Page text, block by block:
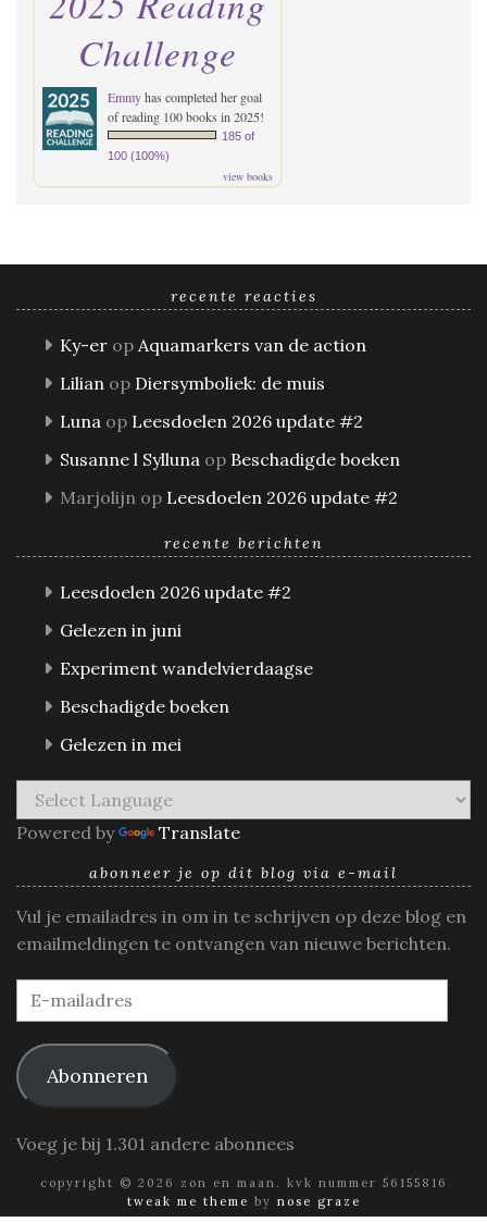
Challenge
Emmyhas completed her goal
of reading 100 books in 2025!
185 of
100 (100%)
view books
recente reacties
Ky-er op Aquamarkers van de action
Lilian op Diersymboliek: de muis
Luna op Leesdoelen 2026 update #2
Susanne l Sylluna op Beschadigde boeken
Marjolijn op Leesdoelen 2026 update #2
recente berichten
Leesdoelen 2026 update #2
Gelezen in juni
Experiment wandelvierdaagse
Beschadigde boeken
Gelezen in mei
Powered by Translate
abonneer je op dit blog via e-mail
Vul je emailadres in om in te schrijven op deze blog en
emailmeldingen te ontvangen van nieuwe berichten.
E-
mailadres
Abonneren
Voeg je bij 1.301 andere abonnees
copyright © 2026 zon en maan. kvk nummer 56155816
tweak me theme by nose graze